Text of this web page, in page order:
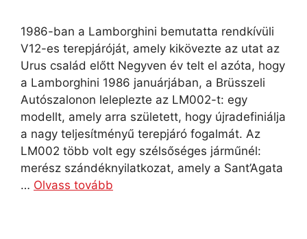
1986-ban a Lamborghini bemutatta rendkívüli
V12-es terepjáróját, amely kikövezte az utat az
Urus család előtt Negyven év telt el azóta, hogy
a Lamborghini 1986 januárjában, a Brüsszeli
Autószalonon leleplezte az LM002-t: egy
modellt, amely arra született, hogy újradefiniálja
a nagy teljesítményű terepjáró fogalmát. Az
LM002 több volt egy szélsőséges járműnél:
merész szándéknyilatkozat, amely a Sant’Agata
… Olvass tovább